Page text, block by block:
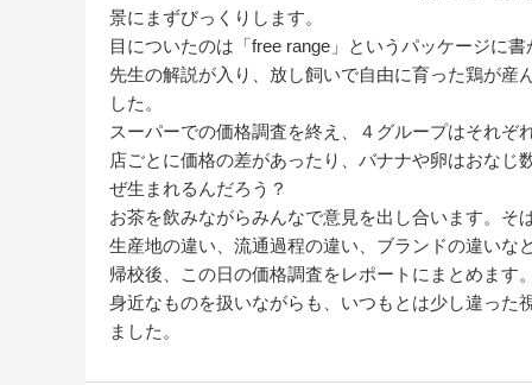
景にまずびっくりします。
目についたのは「free range」というパッケージに書
先生の解説が入り、放し飼いで自由に育った鶏が産
した。
スーパーでの価格調査を終え、４グループはそれぞ
店ごとに価格の差があったり、バナナや卵はおな
ぜ生まれるんだろう？
お茶を飲みながらみんなで意見を出し合います。そ
生産地の違い、流通過程の違い、ブランドの違いな
帰校後、この日の価格調査をレポートにまとめます。
身近なものを扱いながらも、いつもとは少し違った
ました。